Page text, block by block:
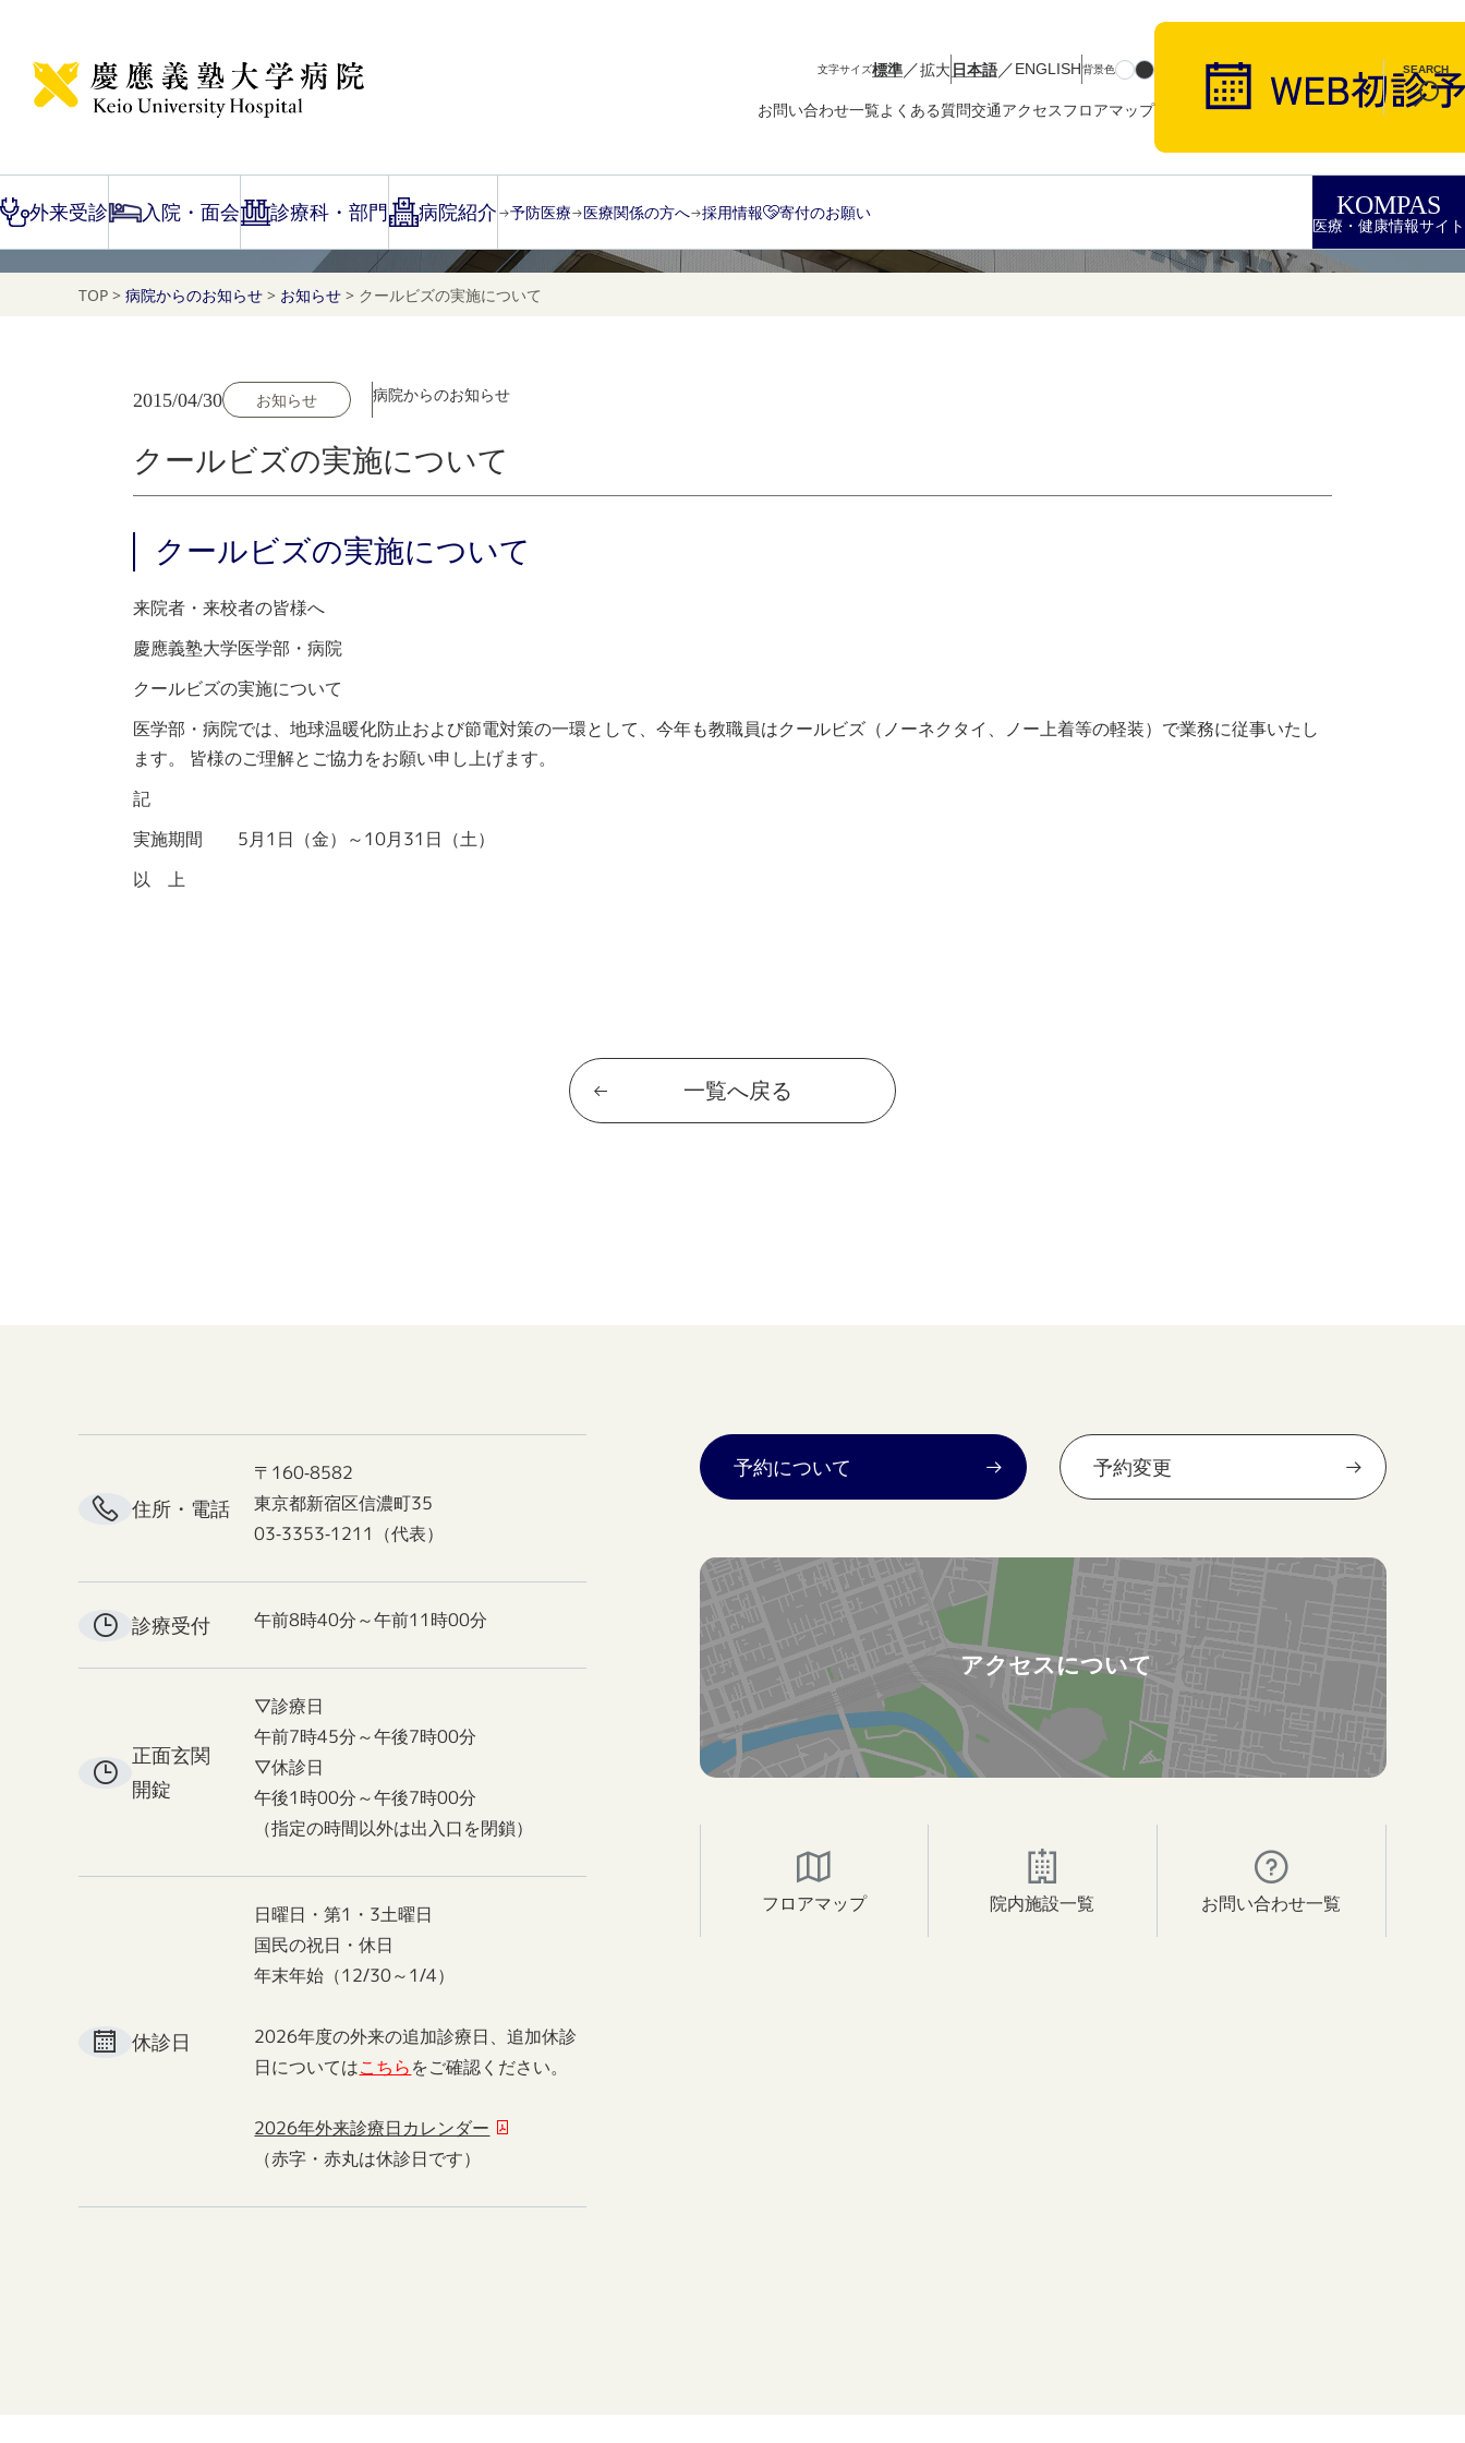
文字サイズ標準／拡大日本語／ENGLISH背景色
お問い合わせ一覧よくある質問交通アクセスフロアマップ
SEARCH
外来受診 入院・面会 診療科・部門 病院紹介 予防医療 医療関係の方へ 採用情報 寄付のお願い KOMPAS
医療・健康情報サイト
NEWS
TOP > 病院からのお知らせ > お知らせ > クールビズの実施について
2015/04/30 お知らせ 病院からのお知らせ
クールビズの実施について
クールビズの実施について
来院者・来校者の皆様へ
慶應義塾大学医学部・病院
クールビズの実施について
医学部・病院では、地球温暖化防止および節電対策の一環として、今年も教職員はクールビズ（ノーネクタイ、ノー上着等の軽装）で業務に従事いたし
ます。
皆様のご理解とご協力をお願い申し上げます。
記
実施期間 5月1日（金）～10月31日（土）
以 上
一覧へ戻る
住所・電話
〒160-8582
東京都新宿区信濃町35
03-3353-1211（代表）
診療受付 午前8時40分～午前11時00分
正面玄関
開錠
▽診療日
午前7時45分～午後7時00分
▽休診日
午後1時00分～午後7時00分
（指定の時間以外は出入口を閉鎖）
休診日
日曜日・第1・3土曜日
国民の祝日・休日
年末年始（12/30～1/4）
2026年度の外来の追加診療日、追加休診
日についてはこちらをご確認ください。
2026年外来診療日カレンダー
（赤字・赤丸は休診日です）
予約について 予約変更
アクセスについて
フロアマップ 院内施設一覧 お問い合わせ一覧